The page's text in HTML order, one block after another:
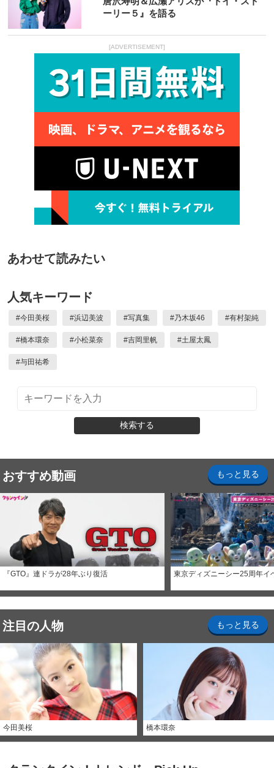
ーリー５』を語る
[ADVERTISEMENT]
あわせて読みたい
人気キーワード
#今田美桜 #浜辺美波 #写真集 #乃木坂46 #有村架純
#橋本環奈 #小松菜奈 #吉岡里帆 #土屋太鳳
#与田祐希
検索する
おすすめ動画 もっと見る
『GTO』連ドラが28年ぶり復活 東京ディズニーシー25周年イ
注目の人物 もっと見る
今田美桜 橋本環奈